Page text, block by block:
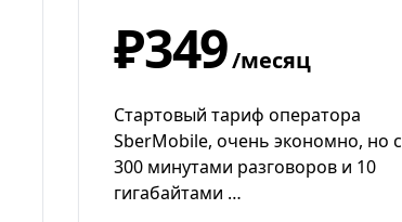
₽349/месяц
Стартовый тариф оператора
SberMobile, очень экономно, но с
300 минутами разговоров и 10
гигабайтами …